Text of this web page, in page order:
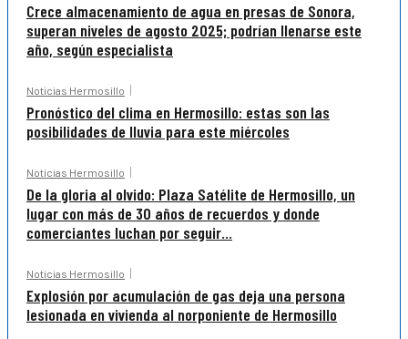
Crece almacenamiento de agua en presas de Sonora,
superan niveles de agosto 2025; podrían llenarse este
año, según especialista
Noticias Hermosillo
Pronóstico del clima en Hermosillo: estas son las
posibilidades de lluvia para este miércoles
Noticias Hermosillo
De la gloria al olvido: Plaza Satélite de Hermosillo, un
lugar con más de 30 años de recuerdos y donde
comerciantes luchan por seguir...
Noticias Hermosillo
Explosión por acumulación de gas deja una persona
lesionada en vivienda al norponiente de Hermosillo